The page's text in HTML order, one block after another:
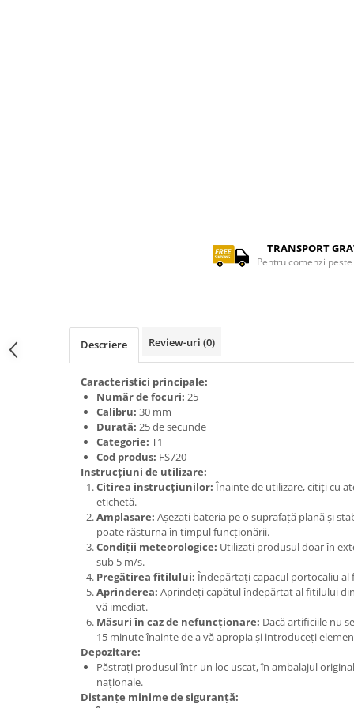
TRANSPORT
Pentru comenzi peste
Descriere Review-uri (0)
Caracteristici principale:
Număr de focuri: 25
Calibru: 30 mm
Durată: 25 de secunde
Categorie: T1
Cod produs: FS720
Instrucțiuni de utilizare:
Citirea instrucțiunilor: Înainte de utilizare, citiți cu
etichetă.
Amplasare: Așezați bateria pe o suprafață plană și
poate răsturna în timpul funcționării.
Condiții meteorologice: Utilizați produsul doar în
sub 5 m/s.
Pregătirea fitilului: Îndepărtați capacul portocaliu al
Aprinderea: Aprindeți capătul îndepărtat al fitilului
vă imediat.
Măsuri în caz de nefuncționare: Dacă artificiile nu
15 minute înainte de a vă apropia și introduceți
Depozitare:
Păstrați produsul într-un loc uscat, în ambalajul
naționale.
Distanțe minime de siguranță: